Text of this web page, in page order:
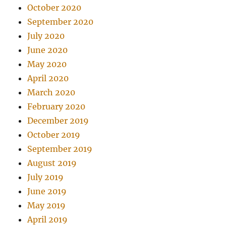
October 2020
September 2020
July 2020
June 2020
May 2020
April 2020
March 2020
February 2020
December 2019
October 2019
September 2019
August 2019
July 2019
June 2019
May 2019
April 2019